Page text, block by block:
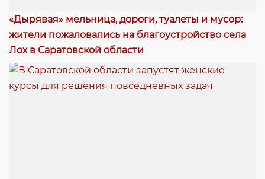
«Дырявая» мельница, дороги, туалеты и мусор:
жители пожаловались на благоустройство села
Лох в Саратовской области